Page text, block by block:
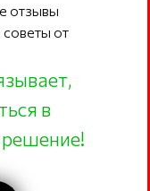
отзывы
советы от
в
решение!